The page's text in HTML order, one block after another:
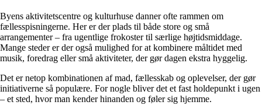
Byens aktivitetscentre og kulturhuse danner ofte rammen om
fællesspisningerne. Her er der plads til både store og små
arrangementer – fra ugentlige frokoster til særlige højtidsmiddage.
Mange steder er der også mulighed for at kombinere måltidet med
musik, foredrag eller små aktiviteter, der gør dagen ekstra hyggelig.
Det er netop kombinationen af mad, fællesskab og oplevelser, der gør
initiativerne så populære. For nogle bliver det et fast holdepunkt i ugen
– et sted, hvor man kender hinanden og føler sig hjemme.